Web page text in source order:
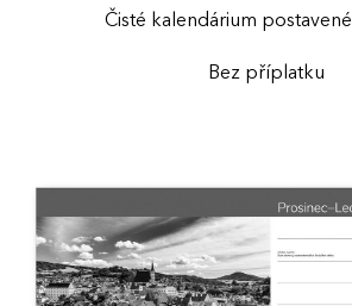
Čisté kalendárium
Bez příplatku